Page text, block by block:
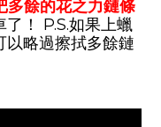
多餘的花之力鏈條
！ P.S.如果上蠟
以略過擦拭多餘鏈